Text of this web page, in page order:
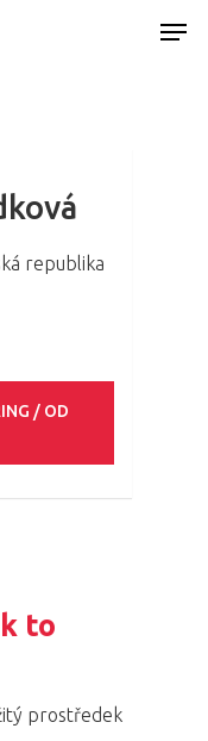
republika
/ OD
to
prostředek